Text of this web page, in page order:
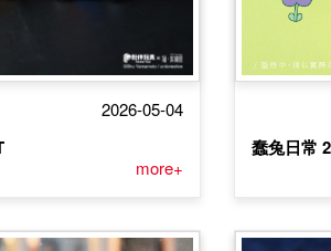
2026-05-04
more+
蠢兔日常